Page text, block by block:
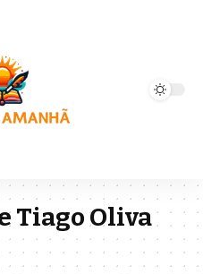
Tiago Oliva